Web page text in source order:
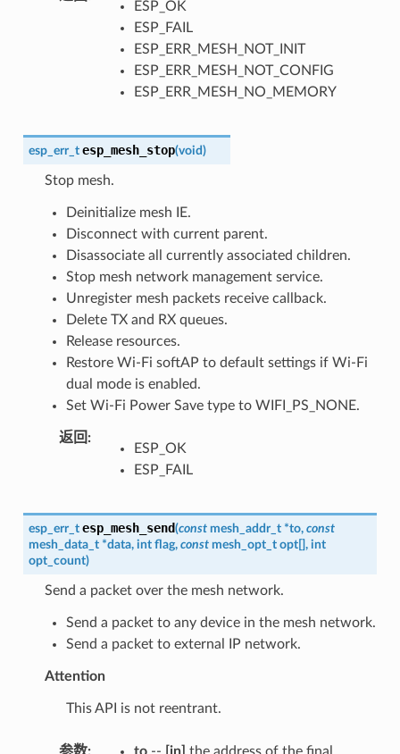
ESP_OK
ESP_FAIL
ESP_ERR_MESH_NOT_INIT
ESP_ERR_MESH_NOT_CONFIG
ESP_ERR_MESH_NO_MEMORY
esp_err_t esp_mesh_stop(void)
Stop mesh.
Deinitialize mesh IE.
Disconnect with current parent.
Disassociate all currently associated children.
Stop mesh network management service.
Unregister mesh packets receive callback.
Delete TX and RX queues.
Release resources.
Restore Wi-Fi softAP to default settings if Wi-Fi
dual mode is enabled.
Set Wi-Fi Power Save type to WIFI_PS_NONE.
返回 :
ESP_OK
ESP_FAIL
esp_err_t esp_mesh_send(const mesh_addr_t *to, const
mesh_data_t *data, int flag, const mesh_opt_t opt[], int
opt_count)
Send a packet over the mesh network.
Send a packet to any device in the mesh network.
Send a packet to external IP network.
Attention
This API is not reentrant.